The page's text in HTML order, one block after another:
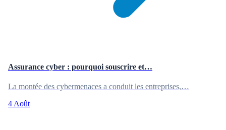
Assurance cyber : pourquoi souscrire et…
La montée des cybermenaces a conduit les entreprises,…
4 Août